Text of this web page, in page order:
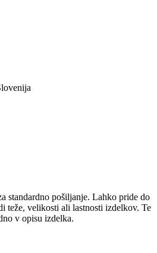
standardno pošiljanje. Lahko pride do
teže, velikosti ali lastnosti izdelkov. Te
v opisu izdelka.